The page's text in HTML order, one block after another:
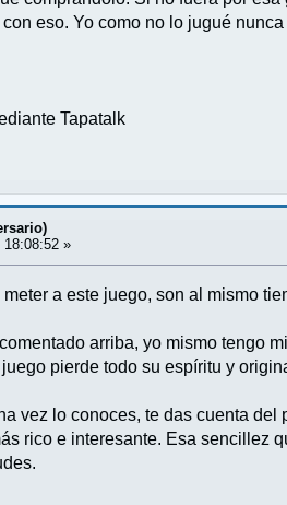
eso. Yo como no lo jugué
Tapatalk
18:08:52 »
a este juego, son al mismo
arriba, yo mismo tengo
pierde todo su espíritu y
vez lo conoces, te das cuenta
rico e interesante. Esa sencillez